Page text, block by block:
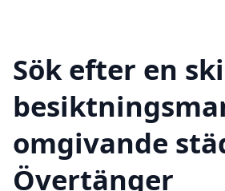
Sök efter en
omgivande
Övertänger